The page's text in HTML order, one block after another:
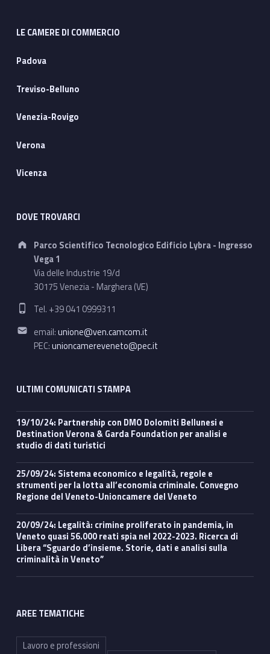
LE CAMERE DI COMMERCIO
Padova
Treviso-Belluno
Venezia-Rovigo
Verona
Vicenza
DOVE TROVARCI
Address:
Parco Scientifico Tecnologico Edificio Lybra - Ingresso
Vega 1
Via delle Industrie 19/d
30175 Venezia - Marghera (VE)
Phone number:
Tel. +39 041 0999311
Email address:
email:unione@ven.camcom.it
PEC:unioncamereveneto@pec.it
ULTIMI COMUNICATI STAMPA
19/10/24: Partnership con DMO Dolomiti Bellunesi e
Destination Verona & Garda Foundation per analisi e
studio di dati turistici
25/09/24: Sistema economico e legalità, regole e
strumenti per la lotta all’economia criminale. Convegno
Regione del Veneto-Unioncamere del Veneto
20/09/24: Legalità: crimine proliferato in pandemia, in
Veneto quasi 56.000 reati spia nel 2022-2023. Ricerca di
Libera “Sguardo d’insieme. Storie, dati e analisi sulla
criminalità in Veneto”
AREE TEMATICHE
Lavoro e professioni